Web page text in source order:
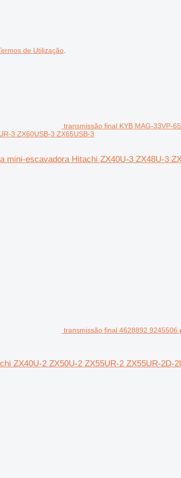
de Utilização.
transmissão final KYB MAG-33VP-
3 ZX60USB-3 ZX65USB-3
mini-escavadora Hitachi ZX40U-3 ZX48U-3
transmissão final 4628892 9245506
ZX40U-2 ZX50U-2 ZX55UR-2 ZX55UR-2D-